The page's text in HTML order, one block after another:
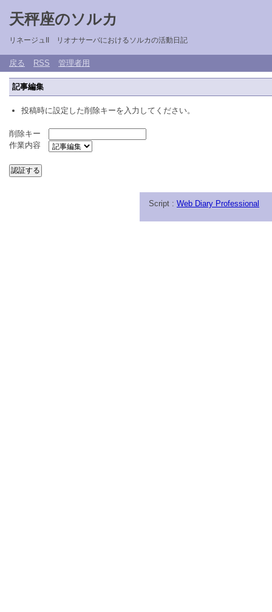
天秤座のソルカ
リネージュII リオナサーバにおけるソルカの活動日記
戻る RSS 管理者用
記事編集
投稿時に設定した削除キーを入力してください。
削除キー
作業内容
Script : Web Diary Professional